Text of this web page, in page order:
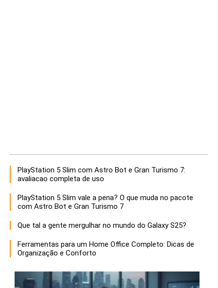
PlayStation 5 Slim com Astro Bot e Gran Turismo 7:
avaliacao completa de uso
PlayStation 5 Slim vale a pena? O que muda no pacote
com Astro Bot e Gran Turismo 7
Que tal a gente mergulhar no mundo do Galaxy S25?
Ferramentas para um Home Office Completo: Dicas de
Organização e Conforto